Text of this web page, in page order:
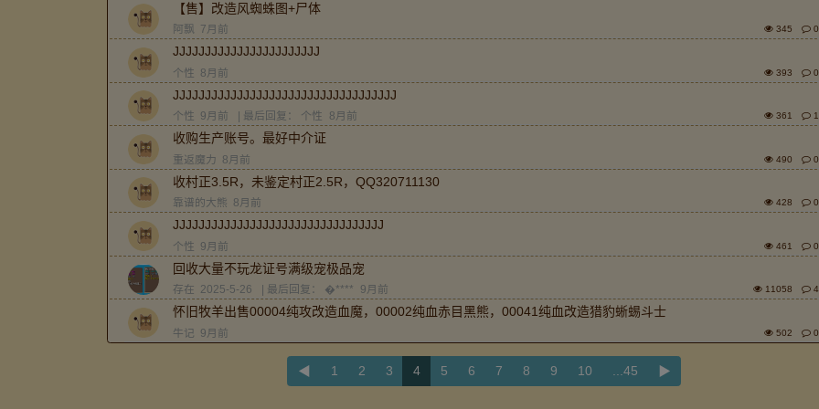
【售】改造风蜘蛛图+尸体
阿飘 7月前 345 0
JJJJJJJJJJJJJJJJJJJJJJJ
个性 8月前 393 0
JJJJJJJJJJJJJJJJJJJJJJJJJJJJJJJJJJJ
个性 9月前 | 最后回复： 个性 8月前 361 1
收购生产账号。最好中介证
重返魔力 8月前 490 0
收村正3.5R，未鉴定村正2.5R，QQ320711130
靠谱的大熊 8月前 428 0
JJJJJJJJJJJJJJJJJJJJJJJJJJJJJJJJJ
个性 9月前 461 0
回收大量不玩龙证号满级宠极品宠
存在 2025-5-26 | 最后回复： �**** 9月前 11058 4
怀旧牧羊出售00004纯攻改造血魔，00002纯血赤目黑熊，00041纯血改造猎豹蜥蜴斗士
牛记 9月前 502 0
◀ 1 2 3 4 5 6 7 8 9 10 ...45 ▶